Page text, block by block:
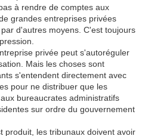
à rendre de comptes aux
grandes entreprises privées
d'autres moyens. C'est toujours
privée peut s'autoréguler
Mais les choses sont
s'entendent directement avec
pour ne distribuer que les
bureaucrates administratifs
sur ordre du gouvernement
produit, les tribunaux doivent avoir